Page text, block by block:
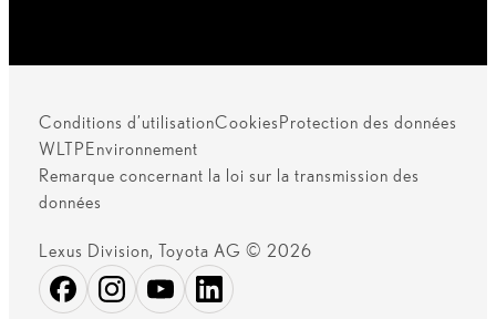
Conditions d’utilisationCookies Protection des données
WLTP Environnement
Remarque concernant la loi sur la transmission des
données
Lexus Division, Toyota AG © 2026